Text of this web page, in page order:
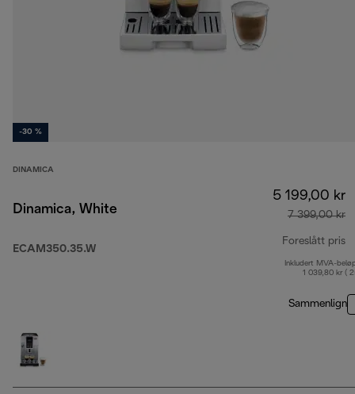
-30 %
DINAMICA
Dinamica, White
ECAM350.35.W
5 199,00 kr
7 399,00 kr
Foreslått pris
Inkludert MVA-
1 039,80 kr (
Sammenlign